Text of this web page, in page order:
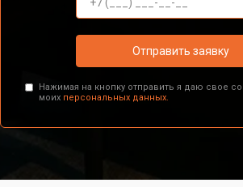
Отправить заявку
Нажимая на кнопку отправить я даю свое
моих персональных данных.